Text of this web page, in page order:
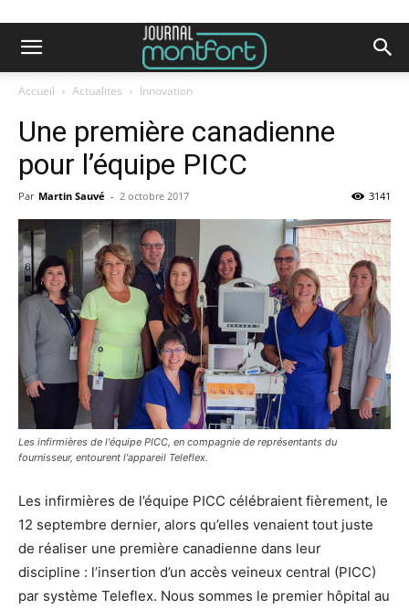
Accueil Actualites Innovation
Une première canadienne
pour l’équipe PICC
Par Martin Sauvé - 2 octobre 2017 3141
Les infirmières de l'équipe PICC, en compagnie de représentants du
fournisseur, entourent l'appareil Teleflex.
Les infirmières de l’équipe PICC célébraient fièrement, le
12 septembre dernier, alors qu’elles venaient tout juste
de réaliser une première canadienne dans leur
discipline : l’insertion d’un accès veineux central (PICC)
par système Teleflex. Nous sommes le premier hôpital au